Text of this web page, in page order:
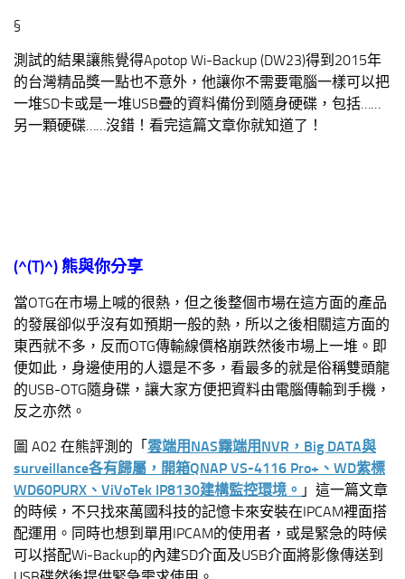
§
測試的結果讓熊覺得Apotop Wi-Backup (DW23)得到2015年
的台灣精品獎一點也不意外，他讓你不需要電腦一樣可以把
一堆SD卡或是一堆USB疊的資料備份到隨身硬碟，包括……
另一顆硬碟……沒錯！看完這篇文章你就知道了！
(^(T)^) 熊與你分享
當OTG在市場上喊的很熱，但之後整個市場在這方面的產品
的發展卻似乎沒有如預期一般的熱，所以之後相關這方面的
東西就不多，反而OTG傳輸線價格崩跌然後市場上一堆。即
便如此，身邊使用的人還是不多，看最多的就是俗稱雙頭龍
的USB-OTG隨身碟，讓大家方便把資料由電腦傳輸到手機，
反之亦然。
圖 A02 在熊評測的「雲端用NAS霧端用NVR，Big DATA與
surveillance各有歸屬，開箱QNAP VS-4116 Pro+、WD紫標
WD60PURX、ViVoTek IP8130建構監控環境。 」這一篇文章
的時候，不只找來萬國科技的記憶卡來安裝在IPCAM裡面搭
配運用。同時也想到單用IPCAM的使用者，或是緊急的時候
可以搭配Wi-Backup的內建SD介面及USB介面將影像傳送到